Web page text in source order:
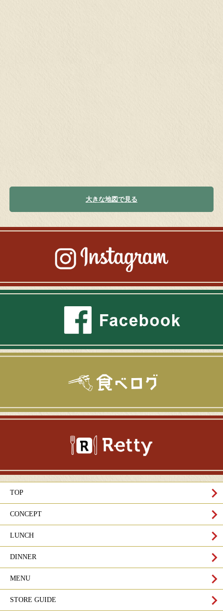
大きな地図で見る
TOP
CONCEPT
LUNCH
DINNER
MENU
STORE GUIDE